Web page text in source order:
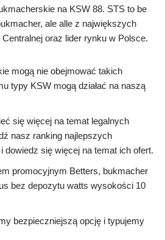
na KSW 88. STS to be
ale alle z największych
oraz lider rynku w Polsce.
mogą nie obejmować takich
typy KSW mogą działać na naszą
się więcej na temat legalnych
nasz ranking najlepszych
dowiedz się więcej na temat ich ofert.
promocyjnym Betters, bukmacher
bez depozytu watts wysokości 10
bezpieczniejszą opcję i typujemy